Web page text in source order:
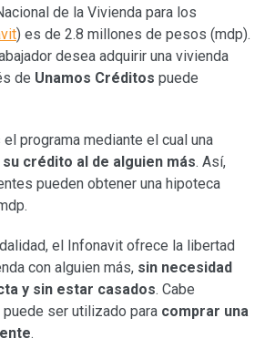
de la Vivienda para los
) es de 2.8 millones de pesos (mdp).
desea adquirir una vivienda
de Unamos Créditos puede
programa mediante el cual una
crédito al de alguien más. Así,
pueden obtener una hipoteca
el Infonavit ofrece la libertad
con alguien más, sin necesidad
y sin estar casados. Cabe
ser utilizado para comprar una
.